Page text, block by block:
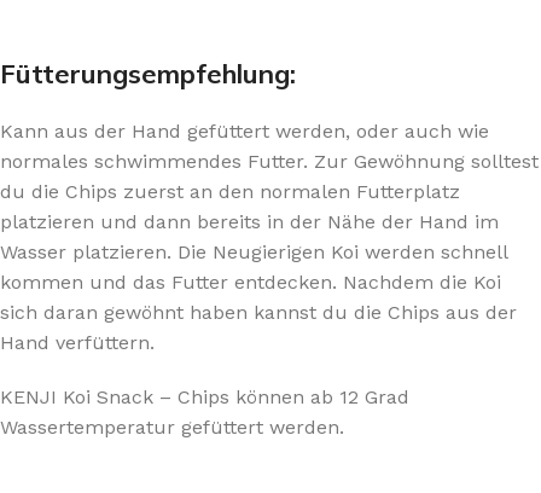
Fütterungsempfehlung:
Kann aus der Hand gefüttert werden, oder auch wie
normales schwimmendes Futter. Zur Gewöhnung solltest
du die Chips zuerst an den normalen Futterplatz
platzieren und dann bereits in der Nähe der Hand im
Wasser platzieren. Die Neugierigen Koi werden schnell
kommen und das Futter entdecken. Nachdem die Koi
sich daran gewöhnt haben kannst du die Chips aus der
Hand verfüttern.
KENJI Koi Snack – Chips können ab 12 Grad
Wassertemperatur gefüttert werden.